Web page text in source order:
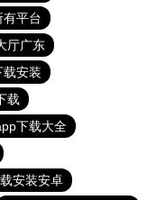
有平台
厅广东
载安装
载
下载大全
安装安卓